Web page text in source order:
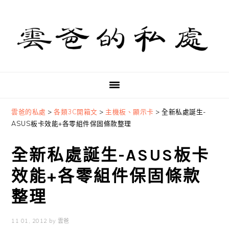
primary
navigation
content
primary
sidebar
雲爸的私處 >各類3C開箱文 > 主機板、顯示卡 >全新私處誕生-
ASUS板卡效能+各零組件保固條款整理
全新私處誕生-ASUS板卡
效能+各零組件保固條款
整理
11 01, 2012 by 雲爸